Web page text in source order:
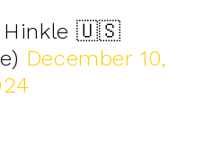
Hinkle 🇺🇸
December 10,